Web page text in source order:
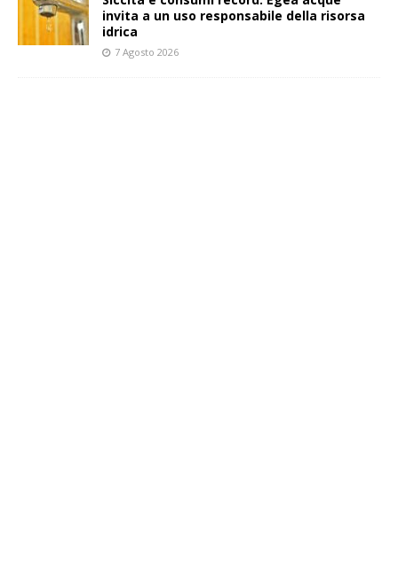
invita a un uso responsabile della risorsa
idrica
7 Agosto 2026